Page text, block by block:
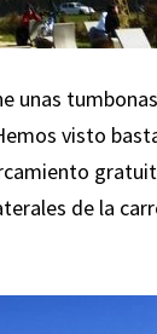
unas
visto
de la